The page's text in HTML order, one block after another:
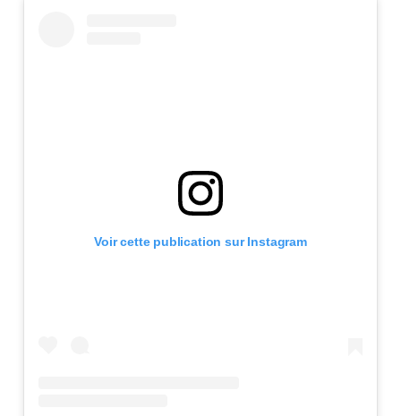
Voir cette publication sur Instagram